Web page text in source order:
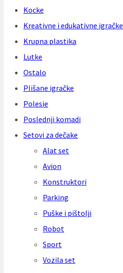
Kocke
Kreativne i edukativne igračke
Krupna plastika
Lutke
Ostalo
Plišane igračke
Polesie
Poslednji komadi
Setovi za dečake
Alat set
Avion
Konstruktori
Parking
Puške i pištolji
Robot
Sport
Vozila set